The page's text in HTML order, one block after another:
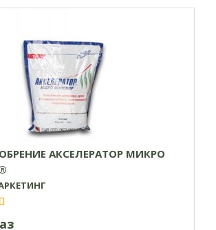
АКСЕЛЕРАТОР МИКРО